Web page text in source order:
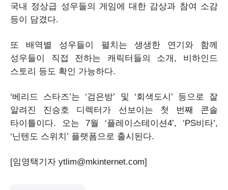
국내 정상급 성우들의 게임에 대한 감상과 참여 소감
등이 담겼다.
또 배역별 성우들이 펼치는 생생한 연기와 함께
성우들이 직접 전하는 캐릭터들의 소개, 비하인드
스토리 등도 확인 가능하다.
‘베리드 스타즈’는 ‘검은방’ 및 ‘회색도시’ 등으로 잘
알려진 진승호 디렉터가 선보이는 첫 번째 콘솔
타이틀이다. 오는 7월 ‘플레이스테이션4’, ‘PS비타’,
‘닌텐도 스위치’ 플랫폼으로 출시된다.
[임영택기자 ytlim@mkinternet.com]